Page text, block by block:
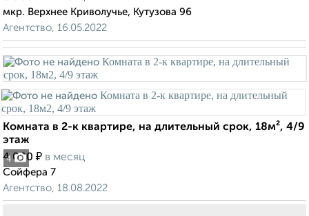
мкр. Верхнее Криволучье, Кутузова 96
Агентство, 16.05.2022
4
Комната в 2-к квартире, на длительный срок, 18м², 4/9
этаж
4 000 ₽ в месяц
Сойфера 7
Агентство, 18.08.2022